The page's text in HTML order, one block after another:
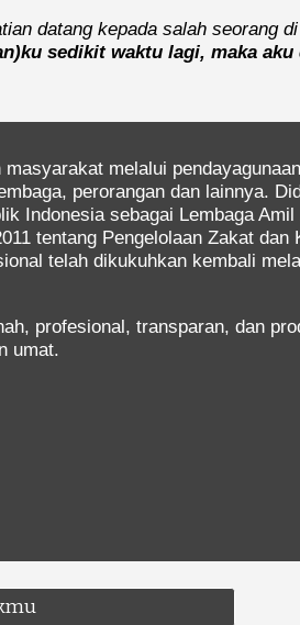
datang kepada salah seorang
sedikit waktu lagi, maka
melalui
perorangan dan lainnya.
Indonesia sebagai Lembaga
tentang Pengelolaan Zakat dan
telah dikukuhkan kembali
profesional, transparan, dan
umat.